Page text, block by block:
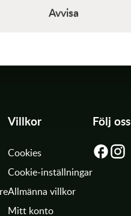
Avvisa
Villkor
Cookies
Cookie-inställningar
Allmänna villkor
Mitt konto
Följ oss